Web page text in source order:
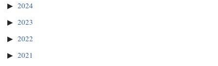
2024
2023
2022
2021